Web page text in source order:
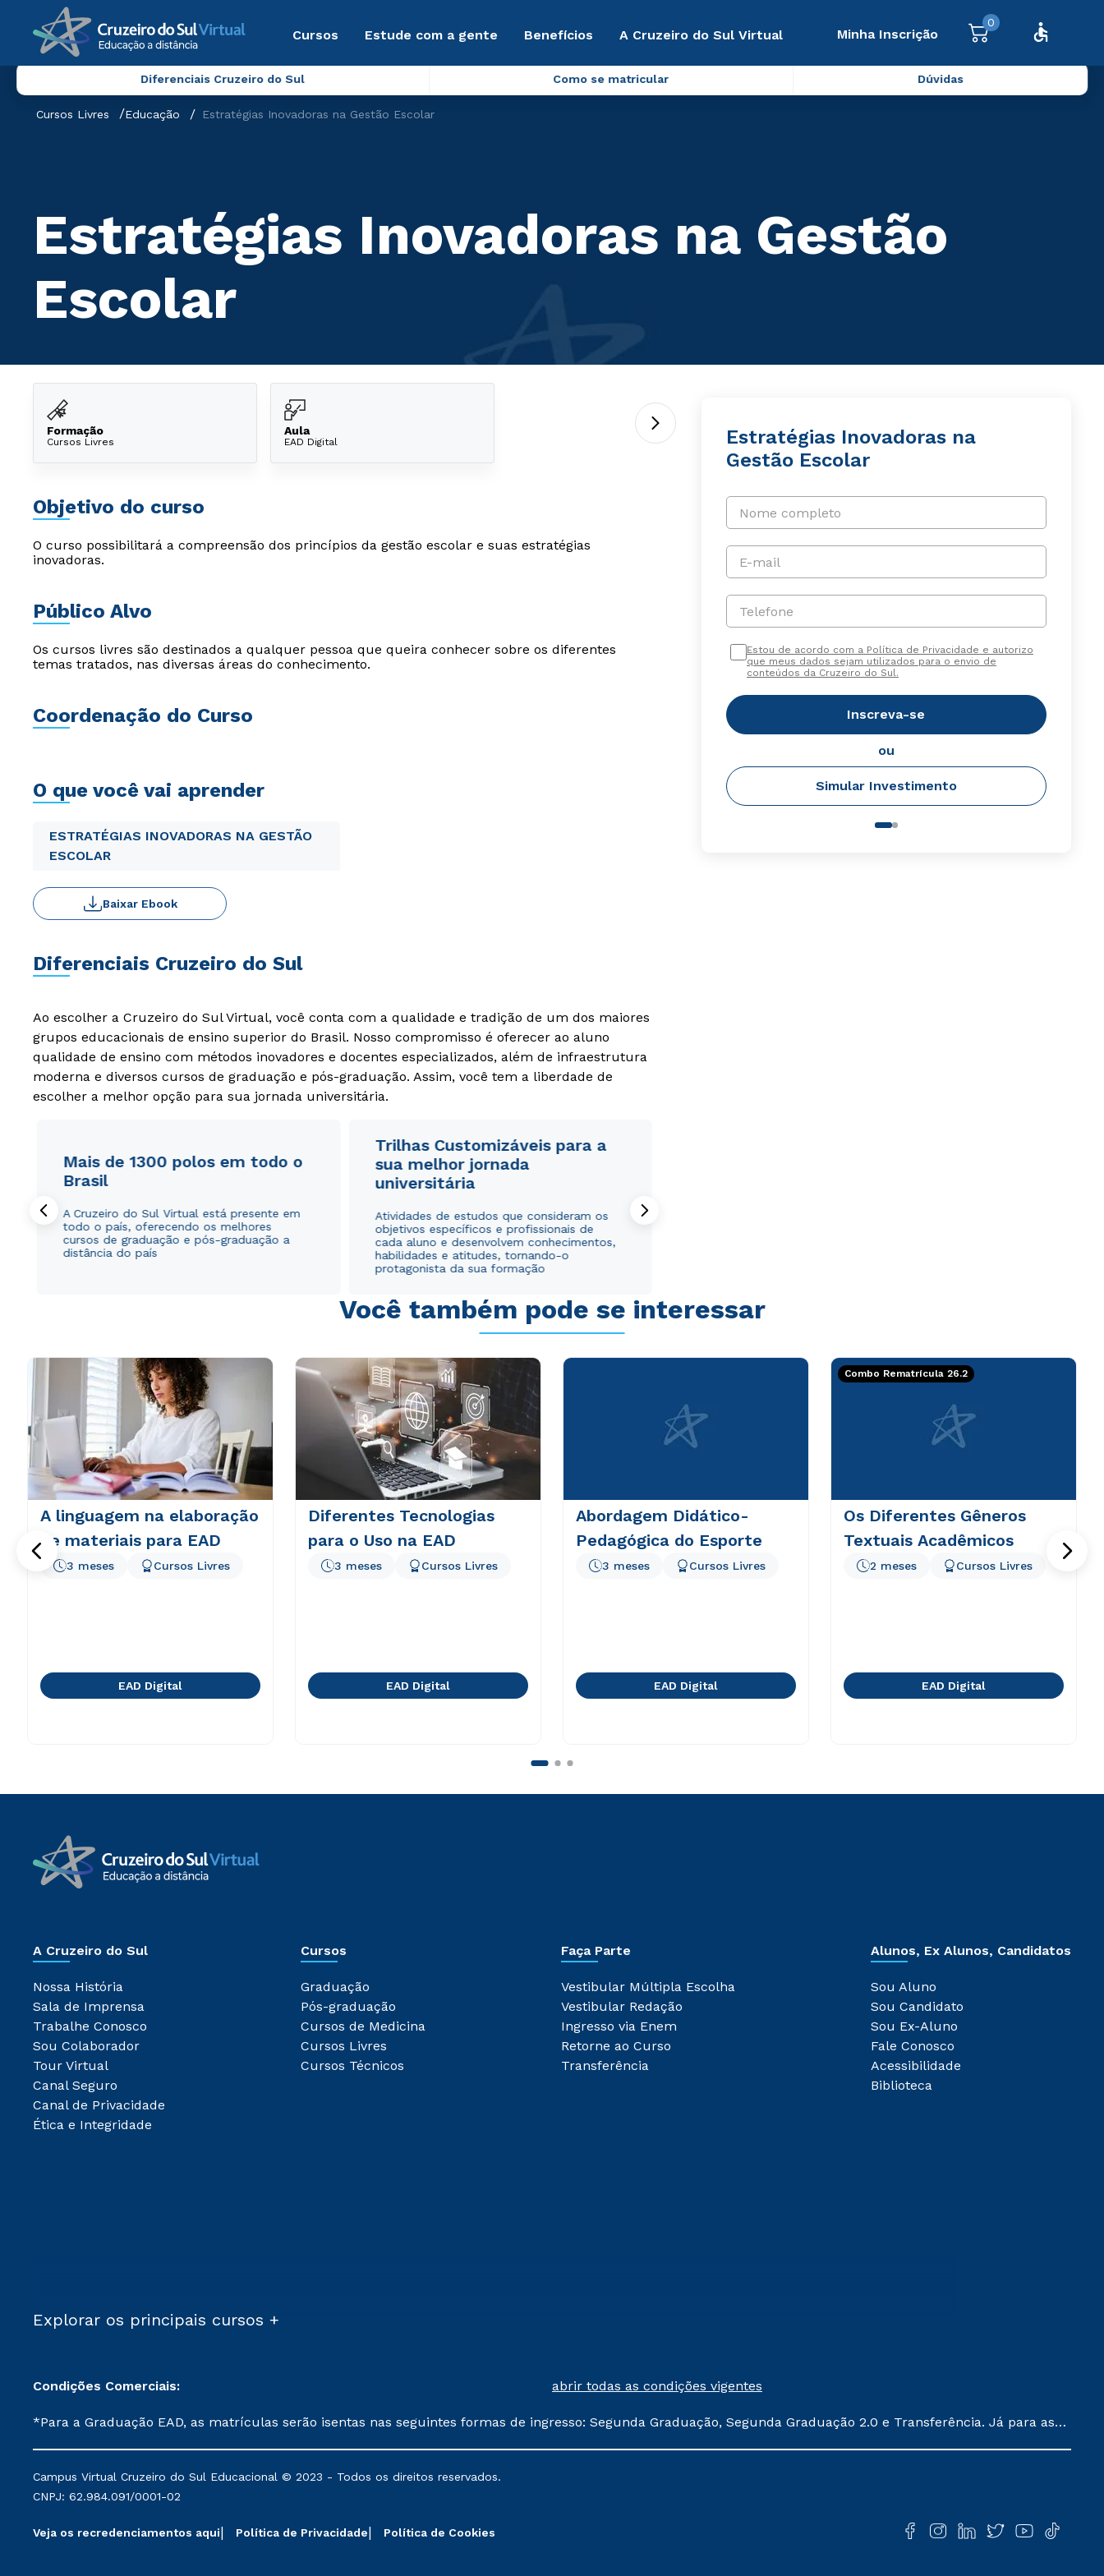
Cursos Estude com a gente Benefícios A Cruzeiro do Sul Virtual Minha Inscrição
0
Diferenciais Cruzeiro do Sul Como se matricular Dúvidas
Cursos Livres Educação Estratégias Inovadoras na Gestão Escolar
Estratégias Inovadoras na Gestão
Escolar
Formação
Cursos Livres
Aula
EAD Digital
Objetivo do curso
O curso possibilitará a compreensão dos princípios da gestão escolar e suas estratégias
inovadoras.
Público Alvo
Os cursos livres são destinados a qualquer pessoa que queira conhecer sobre os diferentes
temas tratados, nas diversas áreas do conhecimento.
Coordenação do Curso
O que você vai aprender
ESTRATÉGIAS INOVADORAS NA GESTÃO
ESCOLAR
Baixar Ebook
Diferenciais Cruzeiro do Sul
Ao escolher a Cruzeiro do Sul Virtual, você conta com a qualidade e tradição de um dos maiores
grupos educacionais de ensino superior do Brasil. Nosso compromisso é oferecer ao aluno
qualidade de ensino com métodos inovadores e docentes especializados, além de infraestrutura
moderna e diversos cursos de graduação e pós-graduação. Assim, você tem a liberdade de
escolher a melhor opção para sua jornada universitária.
Mais de 1300 polos em todo o
Brasil
A Cruzeiro do Sul Virtual está presente em
todo o país, oferecendo os melhores
cursos de graduação e pós-graduação a
distância do país
Trilhas Customizáveis para a
sua melhor jornada
universitária
Atividades de estudos que consideram os
objetivos específicos e profissionais de
cada aluno e desenvolvem conhecimentos,
habilidades e atitudes, tornando-o
protagonista da sua formação
Estratégias Inovadoras na
Gestão Escolar
Nome completo
E-mail
Telefone
Estou de acordo com a Política de Privacidade e autorizo
que meus dados sejam utilizados para o envio de
conteúdos da Cruzeiro do Sul.
Inscreva-se
ou
Simular Investimento
Você também pode se interessar
A linguagem na elaboração
de materiais para EAD
3 meses Cursos Livres
EAD Digital
Diferentes Tecnologias
para o Uso na EAD
3 meses Cursos Livres
EAD Digital
Abordagem Didático-
Pedagógica do Esporte
3 meses Cursos Livres
EAD Digital
Combo Rematrícula 26.2
Os Diferentes Gêneros
Textuais Acadêmicos
2 meses Cursos Livres
EAD Digital
A Cruzeiro do Sul
Nossa História
Sala de Imprensa
Trabalhe Conosco
Sou Colaborador
Tour Virtual
Canal Seguro
Canal de Privacidade
Ética e Integridade
Cursos
Graduação
Pós-graduação
Cursos de Medicina
Cursos Livres
Cursos Técnicos
Faça Parte
Vestibular Múltipla Escolha
Vestibular Redação
Ingresso via Enem
Retorne ao Curso
Transferência
Alunos, Ex Alunos, Candidatos
Sou Aluno
Sou Candidato
Sou Ex-Aluno
Fale Conosco
Acessibilidade
Biblioteca
Explorar os principais cursos +
Condições Comerciais: abrir todas as condições vigentes
*Para a Graduação EAD, as matrículas serão isentas nas seguintes formas de ingresso: Segunda Graduação, Segunda Graduação 2.0 e Transferência. Já para as
mantidos conforme negociação. Descontos institucionais poderão sofrer alterações nos períodos de rematrícula conforme exposto no contrato de prestação de
serviços.
Campus Virtual Cruzeiro do Sul Educacional © 2023 - Todos os direitos reservados.
CNPJ: 62.984.091/0001-02
Veja os recredenciamentos aqui Política de Privacidade Política de Cookies
WhatsApp
ou
Estou de acordo com a Política de Privacidade.
autorizo que meus dados sejam utilizados para o
envio de conteúdos da Cruzeiro do Sul.
WhatsApp
ou
Estou de acordo com a Política de Privacidade.
autorizo que meus dados sejam utilizados para o
envio de conteúdos da Cruzeiro do Sul.